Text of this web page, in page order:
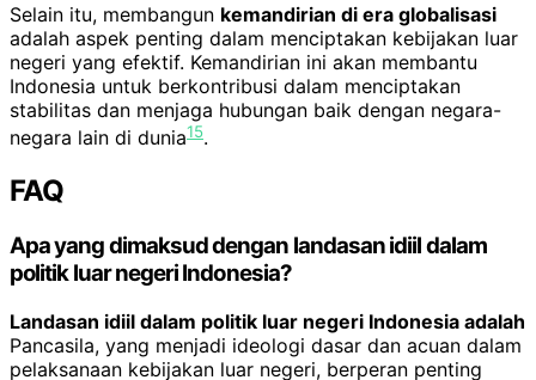
Selain itu, membangun kemandirian di era globalisasi
adalah aspek penting dalam menciptakan kebijakan luar
negeri yang efektif. Kemandirian ini akan membantu
Indonesia untuk berkontribusi dalam menciptakan
stabilitas dan menjaga hubungan baik dengan negara-
negara lain di dunia15.
FAQ
Apa yang dimaksud dengan landasan idiil dalam
politik luar negeri Indonesia?
Landasan idiil dalam politik luar negeri Indonesia adalah
Pancasila, yang menjadi ideologi dasar dan acuan dalam
pelaksanaan kebijakan luar negeri, berperan penting